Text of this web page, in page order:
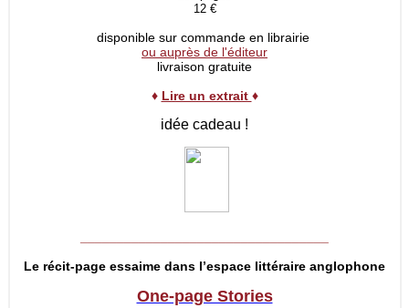
12 €
disponible sur commande en librairie
ou auprès de l'éditeur
livraison gratuite
♦ Lire un extrait ♦
idée cadeau !
Le récit-page essaime dans l’espace littéraire anglophone
One-page Stories